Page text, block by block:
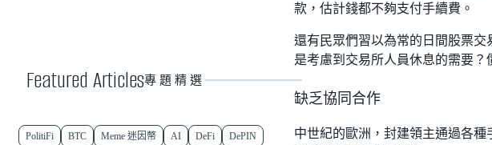
Featured Articles專題精選
PolitiFi BTC Meme 迷因幣 AI DeFi DePIN
款，估計錢都不夠支付手續費。
還有民眾們習以為常的日間股票
是考慮到交易所人員休息的需要？
缺乏協同合作
中世紀的歐洲，封建領主通過各